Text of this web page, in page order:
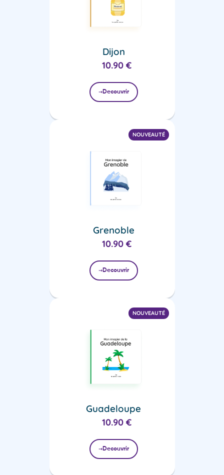
Dijon
10.90 €
Decouvrir
NOUVEAUTÉ
Grenoble
10.90 €
Decouvrir
NOUVEAUTÉ
Guadeloupe
10.90 €
Decouvrir